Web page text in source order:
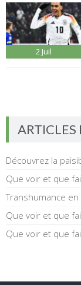
2 Juil
ARTICLES
Découvrez la
Que voir et que
Transhumance en
Que voir et que
Que voir et que